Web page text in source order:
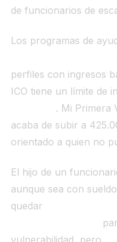
de funcionarios de
Los programas de
perfiles con ingresos
ICO tiene un límite de
. Mi Primera
acaba de subir a
orientado a quien no
El hijo de un
aunque sea con
quedar